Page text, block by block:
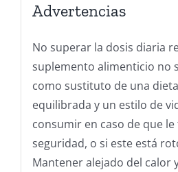
Advertencias
No superar la dosis diaria
suplemento alimenticio no
como sustituto de una
equilibrada y un estilo de
consumir en caso de que
seguridad, o si este está
Mantener alejado del calor